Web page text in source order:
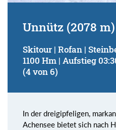
Unnütz (2078
Skitour | Rofan |
1100 Hm | Aufstieg
(4 von 6)
In der dreigipfeligen,
Achensee bietet sich nach